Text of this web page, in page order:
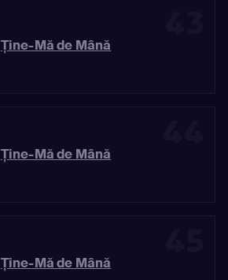
Ține-Mă de Mână
Ține-Mă de Mână
Ține-Mă de Mână